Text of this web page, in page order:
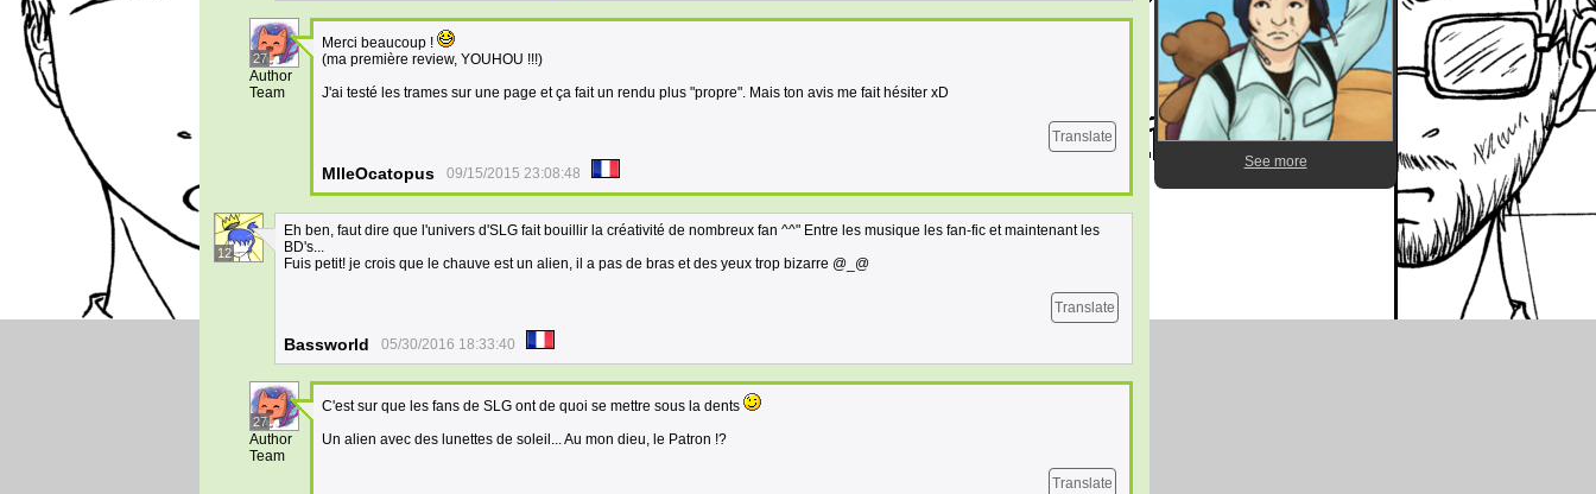
27
Author
Team
Merci beaucoup !
(ma première review, YOUHOU !!!)
J'ai testé les trames sur une page et ça fait un rendu plus "propre". Mais ton avis me fait hésiter xD
Translate
MlleOcatopus 09/15/2015 23:08:48
12
Eh ben, faut dire que l'univers d'SLG fait bouillir la créativité de nombreux fan ^^" Entre les musique les fan-fic et maintenant les
BD's...
Fuis petit! je crois que le chauve est un alien, il a pas de bras et des yeux trop bizarre @_@
Translate
Bassworld 05/30/2016 18:33:40
27
Author
Team
C'est sur que les fans de SLG ont de quoi se mettre sous la dents
Un alien avec des lunettes de soleil... Au mon dieu, le Patron !?
Translate
See more